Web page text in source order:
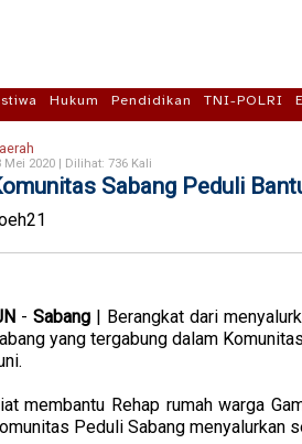
Hukum Pendidikan TNI-POLRI
Mei 2020 | Dilihat: 736 Kali
Sabang Peduli
- Sabang| Berangkat dari
yang tergabung dalam
membantu Rehap rumah warga
Peduli Sabang menyalurkan